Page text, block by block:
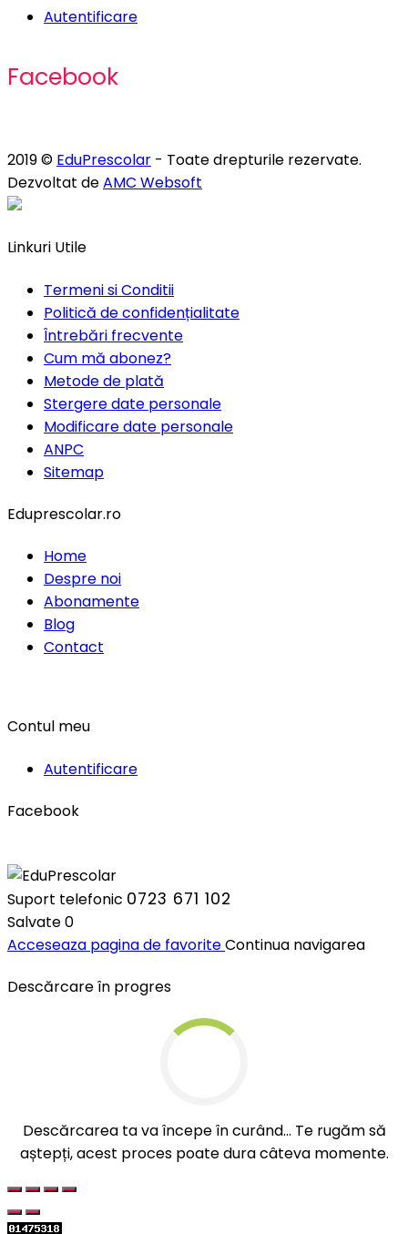
Autentificare
Facebook
2019 © EduPrescolar - Toate drepturile rezervate.
Dezvoltat deAMC Websoft
Linkuri Utile
Termeni si Conditii
Politică de confidențialitate
Întrebări frecvente
Cum mă abonez?
Metode de plată
Stergere date personale
Modificare date personale
ANPC
Sitemap
Eduprescolar.ro
Home
Despre noi
Abonamente
Blog
Contact
Contul meu
Autentificare
Facebook
Suport telefonic 0723 671 102
Salvate0
Acceseaza pagina de favoriteContinua navigarea
Descărcare în progres
Descărcarea ta va începe în curând... Te rugăm să
aștepți, acest proces poate dura câteva momente.